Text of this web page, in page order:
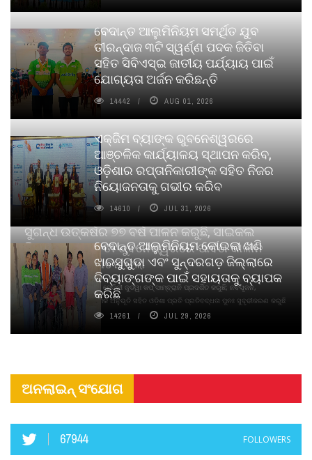
ସୁଗନ୍ଧ ଉତ୍କର୍ଷର ୭୭ ବର୍ଷ ପାଳନ କରୁଛି, ସାଇକଲ
ପିୟୋର୍‌ ଅଗରବତୀ ଭୁବନେଶ୍ୱରରେ ପାର୍ବଣ କାଳୀନ
ନବସୃଜନ ଉନ୍ମୋଚନ କଲା
ବାଉଁଶ ବିହୀନ କଠିନ ଧୂପ ଏବଂ ମେଦିନୀ ଜୁଡୱା କପ୍‌ ସାମ୍ବ୍ରାନି ପ୍ରଦର୍ଶିତ କରୁଛି; ନବସୃଜନ,
ଦୀର୍ଘସ୍ଥାୟିତା ଏବଂ ଆଧ୍ୟାତ୍ମିକ ଅନୁଭୂତି ସହିତ ଓଡ଼ିଶା ପ୍ରତି ପ୍ରତିବଦ୍ଧତା ପୁନଃ ସୁଦୃଢୀକରଣ କରୁଛି
ବେଦାନ୍ତ ଆଲୁମିନିୟମ ସମର୍ଥିତ ଯୁବ
ତୀରନ୍ଦାଜ ୩ଟି ସ୍ୱର୍ଣ୍ଣ ପଦକ ଜିତିବା
ସହିତ ସିବିଏସ୍ଇ ଜାତୀୟ ପର୍ଯ୍ୟାୟ ପାଇଁ
ଯୋଗ୍ୟତା ଅର୍ଜନ କରିଛନ୍ତି
14442 AUG 01, 2026
ଏକ୍ଜିମ ବ୍ୟାଙ୍କ ଭୁବନେଶ୍ୱରରେ
ଆଞ୍ଚଳିକ କାର୍ଯ୍ୟାଳୟ ସ୍ଥାପନ କରିବ,
ଓଡ଼ିଶାର ରପ୍ତାନିକାରୀଙ୍କ ସହିତ ନିଜର
ନିୟୋଜନତାକୁ ଗଭୀର କରିବ
14610 JUL 31, 2026
ବେଦାନ୍ତ ଆଲୁମିନିୟମ କୋଇଲା ଖଣି
ଝାରସୁଗୁଡା ଏବଂ ସୁନ୍ଦରଗଡ଼ ଜିଲ୍ଲାରେ
ଦିବ୍ୟାଙ୍ଗଙ୍କ ପାଇଁ ସହାୟତାକୁ ବ୍ୟାପକ
କରିଛି
14261 JUL 29, 2026
ଅନଲାଇନ୍ ସଂଯୋଗ
67944 FOLLOWERS